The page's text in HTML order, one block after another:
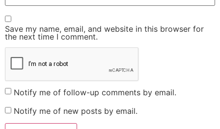
Save my name, email, and website in this browser for
the next time I comment.
Notify me of follow-up comments by email.
Notify me of new posts by email.